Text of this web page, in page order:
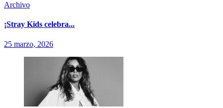
Archivo
¡Stray Kids celebra...
25 marzo, 2026